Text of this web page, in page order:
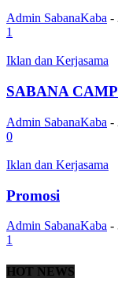
Admin SabanaKaba -
1
Iklan dan Kerjasama
SABANA CAMP
Admin SabanaKaba -
0
Iklan dan Kerjasama
Promosi
Admin SabanaKaba -
1
HOT NEWS